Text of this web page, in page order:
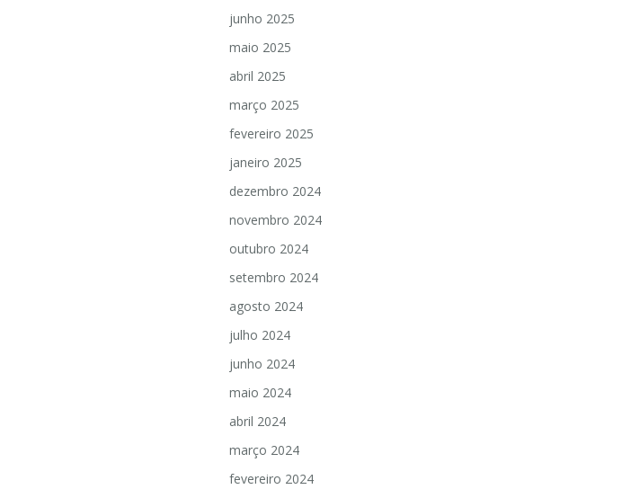
junho 2025
maio 2025
abril 2025
março 2025
fevereiro 2025
janeiro 2025
dezembro 2024
novembro 2024
outubro 2024
setembro 2024
agosto 2024
julho 2024
junho 2024
maio 2024
abril 2024
março 2024
fevereiro 2024